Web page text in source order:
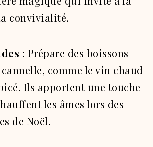
convivialité.
: Prépare des boissons
comme le vin chaud
Ils apportent une touche
les âmes lors des
de Noël.